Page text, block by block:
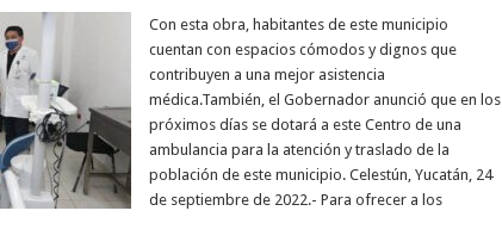
Con esta obra, habitantes de este municipio
cuentan con espacios cómodos y dignos que
contribuyen a una mejor asistencia
médica.También, el Gobernador anunció que en los
próximos días se dotará a este Centro de una
ambulancia para la atención y traslado de la
población de este municipio. Celestún, Yucatán, 24
de septiembre de 2022.- Para ofrecer a los